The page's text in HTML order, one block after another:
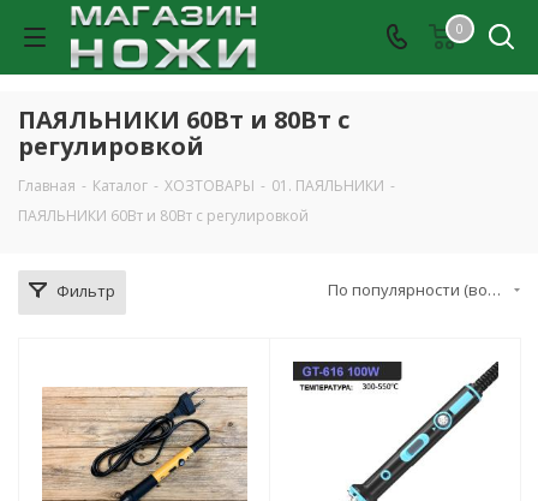
0
ПАЯЛЬНИКИ 60Вт и 80Вт с
регулировкой
Главная - Каталог - ХОЗТОВАРЫ - 01. ПАЯЛЬНИКИ -
ПАЯЛЬНИКИ 60Вт и 80Вт с регулировкой
Фильтр По популярности (возрастание)